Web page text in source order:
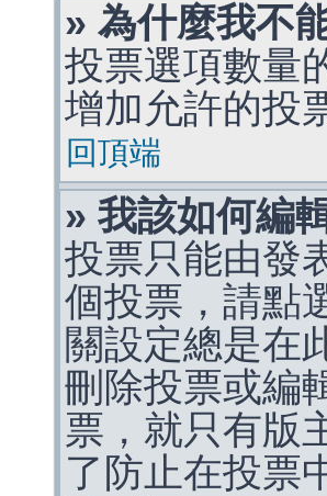
» 為什麼我不
投票選項數量
增加允許的投
回頂端
» 我該如何編
投票只能由發
個投票，請點
關設定總是在
刪除投票或編
票，就只有版
了防止在投票